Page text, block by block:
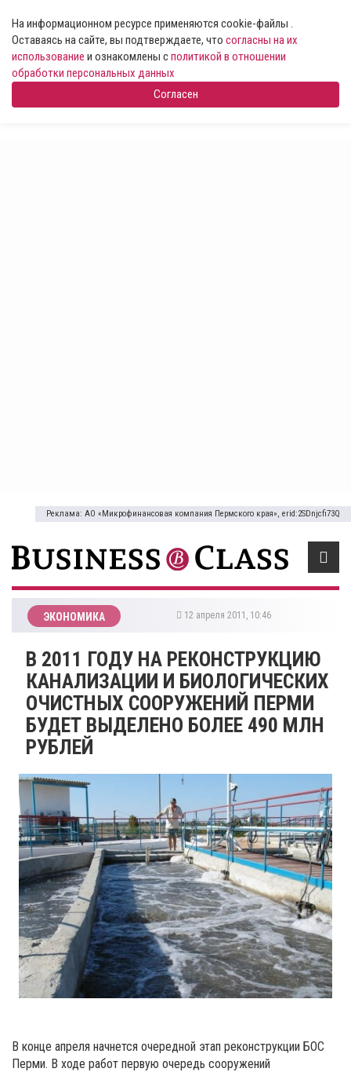
На информационном ресурсе применяются cookie-файлы .
Оставаясь на сайте, вы подтверждаете, что согласны на их
использование и ознакомлены сполитикой в отношении
обработки персональных данных
Согласен
Реклама: АО «Микрофинансовая компания Пермского края», erid:2SDnjcfi73Q
ЭКОНОМИКА 12 апреля 2011, 10:46
В 2011 ГОДУ НА РЕКОНСТРУКЦИЮ
КАНАЛИЗАЦИИ И БИОЛОГИЧЕСКИХ
ОЧИСТНЫХ СООРУЖЕНИЙ ПЕРМИ
БУДЕТ ВЫДЕЛЕНО БОЛЕЕ 490 МЛН
РУБЛЕЙ
В конце апреля начнется очередной этап реконструкции БОС
Перми. В ходе работ первую очередь сооружений